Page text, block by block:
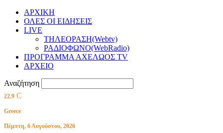
ΑΡΧΙΚΗ
ΟΛΕΣ ΟΙ ΕΙΔΗΣΕΙΣ
LIVE
ΤΗΛΕΟΡΑΣΗ(Webtv)
ΡΑΔΙΟΦΩΝΟ(WebRadio)
ΠΡΟΓΡΑΜΜΑ ΑΧΕΛΩΟΣ TV
ΑΡΧΕΙΟ
Αναζήτηση
22.9 C
Greece
Πέμπτη, 6 Αυγούστου, 2026